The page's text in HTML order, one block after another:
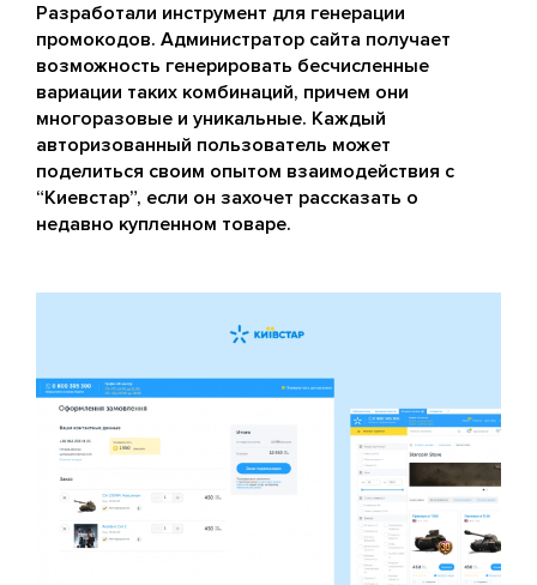
Разработали инструмент для генерации
промокодов. Администратор сайта получает
возможность генерировать бесчисленные
вариации таких комбинаций, причем они
многоразовые и уникальные. Каждый
авторизованный пользователь может
поделиться своим опытом взаимодействия с
“Киевстар”, если он захочет рассказать о
недавно купленном товаре.